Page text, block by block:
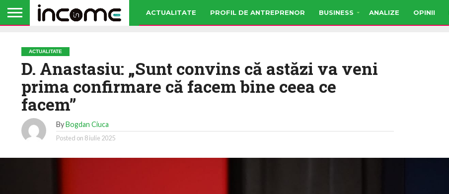
ACTUALITATE PROFIL DE ANTREPRENOR BUSINESS ANALIZE OPINII
ACTUALITATE
D. Anastasiu: „Sunt convins că astăzi va veni
prima confirmare că facem bine ceea ce
facem”
ByBogdan Ciuca
Posted on 8 iulie 2025